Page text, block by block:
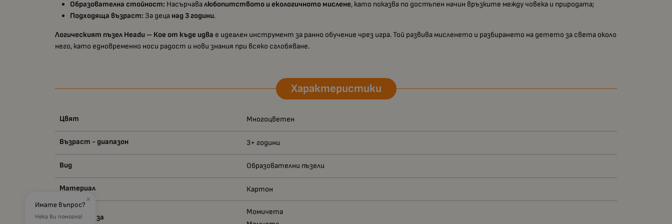
Образователна стойност: Насърчавалюбопитството и екологичното мислене, като показва по достъпен начин връзките между човека и природата;
Подходяща възраст: За деца над 3 години.
Логическият пъзел Headu – Кое от къде идва е идеален инструмент за ранно обучение чрез игра. Той развива мисленето и разбирането на детето за света около
него, като едновременно носи радост и нови знания при всяко сглобяване.
Характеристики
Цвят Многоцветен
Възраст - диапазон 3+ години
Вид Образователни пъзели
Материал Картон
Подходящ за
Момичета
×
Имате въпрос?
Нека Ви помогна!